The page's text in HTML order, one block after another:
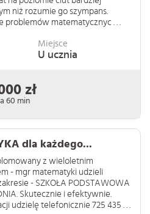
niż rozumie go szympans.
problemów matematycznyc . . .
Miejsce
U ucznia
zł
60 min
dla każdego...
z wieloletnim
- mgr matematyki udzieli
- SZKOŁA PODSTAWOWA
Skutecznie i efektywnie.
udzielę telefonicznie 725 435 . . .